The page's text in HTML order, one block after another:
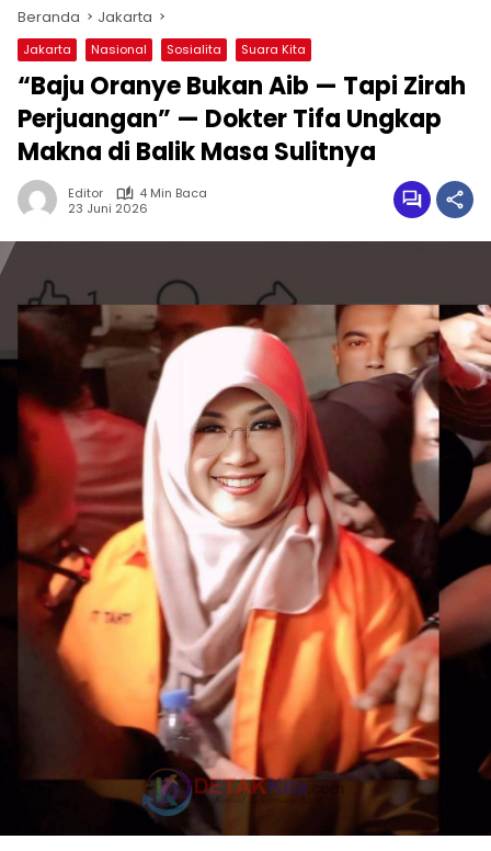
Beranda Jakarta
Jakarta Nasional Sosialita Suara Kita
“Baju Oranye Bukan Aib — Tapi Zirah
Perjuangan” — Dokter Tifa Ungkap
Makna di Balik Masa Sulitnya
Editor
4 Min Baca
23 Juni 2026